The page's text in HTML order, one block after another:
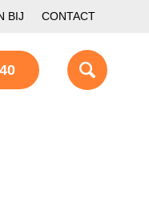
BIJ CONTACT